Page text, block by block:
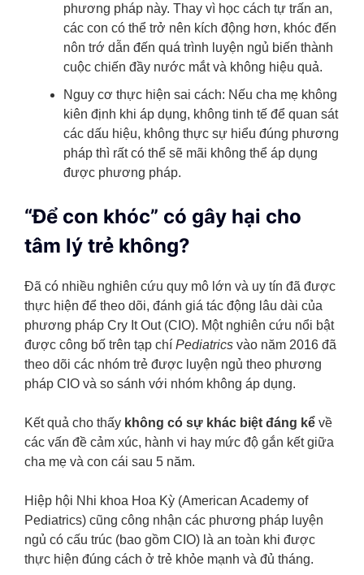
phương pháp này. Thay vì học cách tự trấn an,
các con có thể trở nên kích động hơn, khóc đến
nôn trớ dẫn đến quá trình luyện ngủ biến thành
cuộc chiến đầy nước mắt và không hiệu quả.
Nguy cơ thực hiện sai cách: Nếu cha mẹ không
kiên định khi áp dụng, không tinh tế để quan sát
các dấu hiệu, không thực sự hiểu đúng phương
pháp thì rất có thể sẽ mãi không thể áp dụng
được phương pháp.
“Để con khóc” có gây hại cho
tâm lý trẻ không?
Đã có nhiều nghiên cứu quy mô lớn và uy tín đã được
thực hiện để theo dõi, đánh giá tác động lâu dài của
phương pháp Cry It Out (CIO). Một nghiên cứu nổi bật
được công bố trên tạp chí Pediatrics vào năm 2016 đã
theo dõi các nhóm trẻ được luyện ngủ theo phương
pháp CIO và so sánh với nhóm không áp dụng.
Kết quả cho thấy không có sự khác biệt đáng kể về
các vấn đề cảm xúc, hành vi hay mức độ gắn kết giữa
cha mẹ và con cái sau 5 năm.
Hiệp hội Nhi khoa Hoa Kỳ (American Academy of
Pediatrics) cũng công nhận các phương pháp luyện
ngủ có cấu trúc (bao gồm CIO) là an toàn khi được
thực hiện đúng cách ở trẻ khỏe mạnh và đủ tháng.